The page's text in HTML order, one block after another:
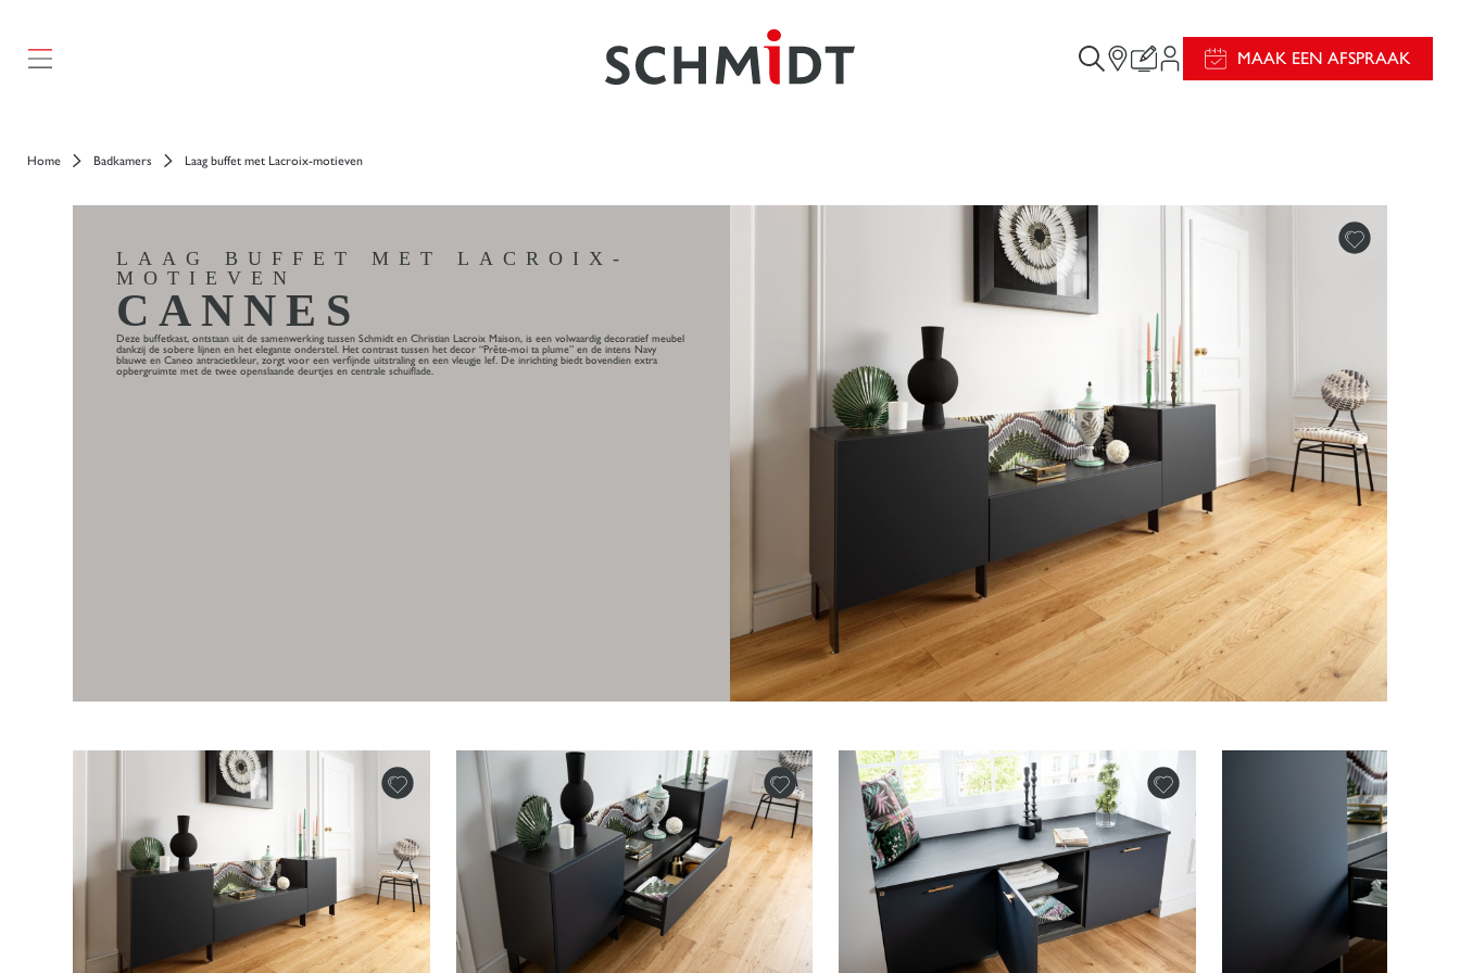
MAAK EEN AFSPRAAK
Home Badkamers Laag buffet met Lacroix-motieven
LAAG BUFFET MET LACROIX-
MOTIEVEN
CANNES
Deze buffetkast, ontstaan uit de samenwerking tussen Schmidt en Christian Lacroix Maison, is een volwaardig decoratief meubel
dankzij de sobere lijnen en het elegante onderstel. Het contrast tussen het decor “Prête-moi ta plume” en de intens Navy
blauwe en Caneo antracietkleur, zorgt voor een verfijnde uitstraling en een vleugje lef. De inrichting biedt bovendien extra
opbergruimte met de twee openslaande deurtjes en centrale schuiflade.